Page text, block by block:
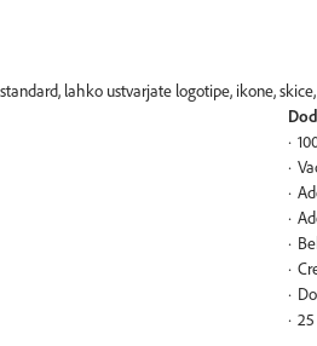
lahko ustvarjate logotipe, ikone,